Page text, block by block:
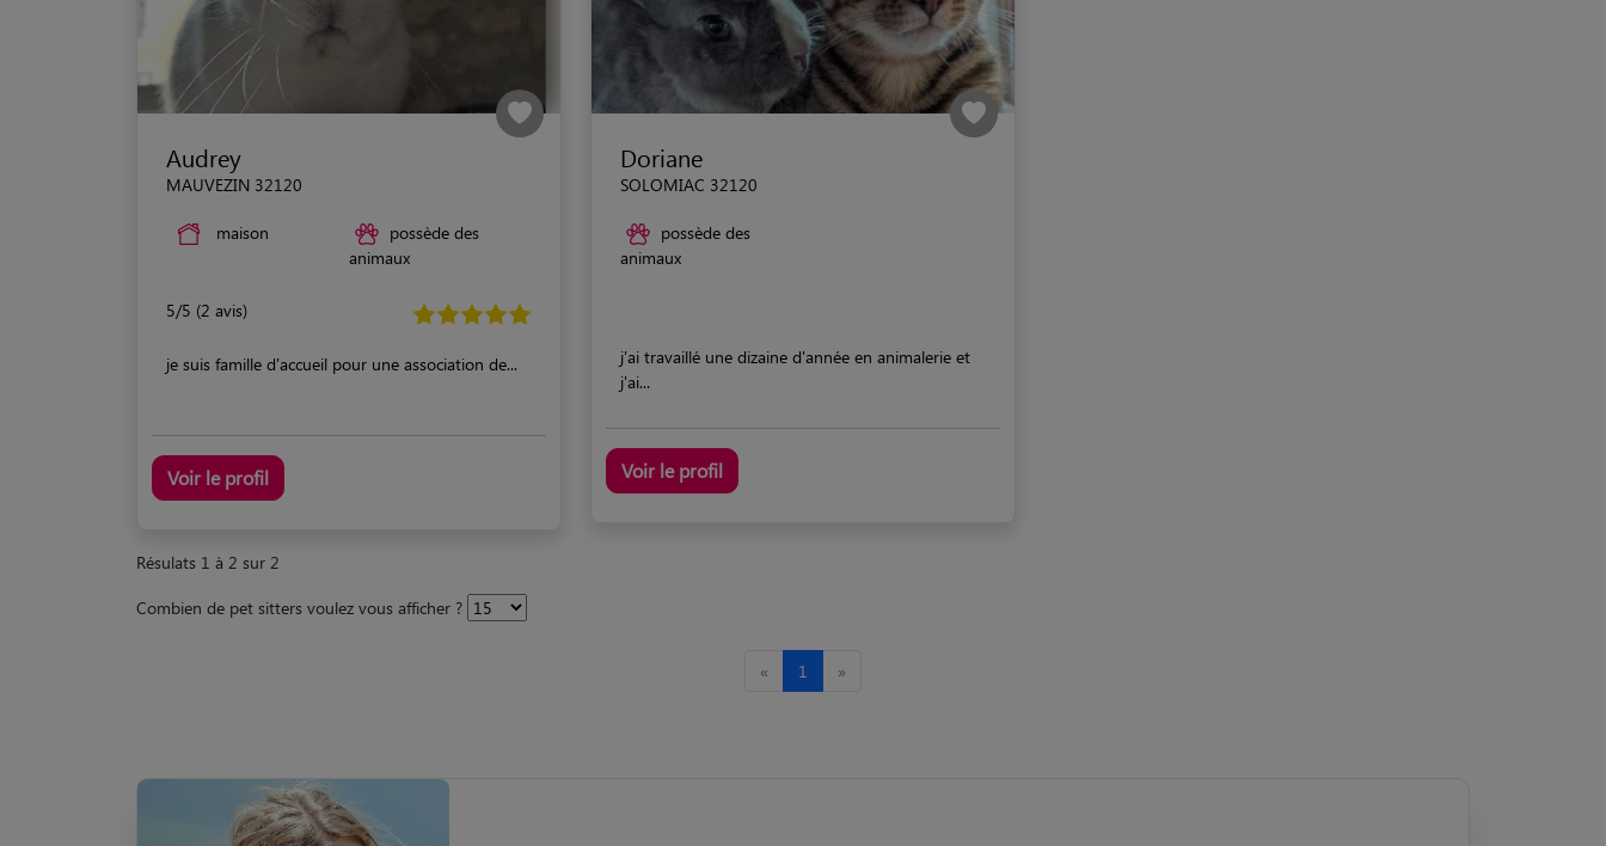
Audrey
MAUVEZIN 32120
maison
possède des
animaux
5/5 (2 avis)
je suis famille d'accueil pour une association de...
Voir le profil
Doriane
SOLOMIAC 32120
possède des
animaux
j'ai travaillé une dizaine d'année en animalerie et
j'ai...
Voir le profil
Résulats 1 à 2 sur 2
Combien de pet sitters voulez vous afficher ?
« 1 »